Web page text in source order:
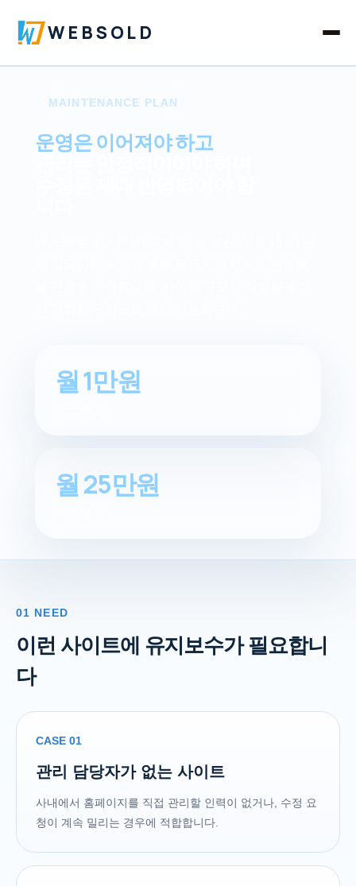
WEBSOLD
MAINTENANCE PLAN
운영은 이어져야 하고
월 1만원
월 25만원
01 NEED
이런 사이트에 유지보수가 필요합니
다
CASE 01
관리 담당자가 없는 사이트
사내에서 홈페이지를 직접 관리할 인력이 없거나, 수정 요
청이 계속 밀리는 경우에 적합합니다.